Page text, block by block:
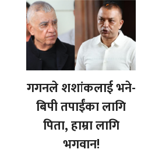
गगनले शशांकलाई भने-
बिपी तपाईंका लागि
पिता, हाम्रा लागि
भगवान!